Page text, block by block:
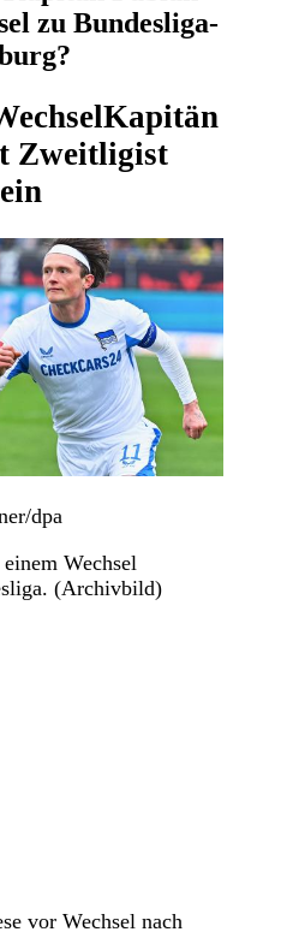
zu Bundesliga-
Kapitän
Zweitligist
dpa
Wechsel
(Archivbild)
vor Wechsel nach